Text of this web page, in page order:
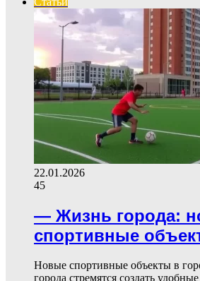
22.01.2026
45
— Жизнь города:
спортивные
Новые спортивные объекты в
города стремятся создать